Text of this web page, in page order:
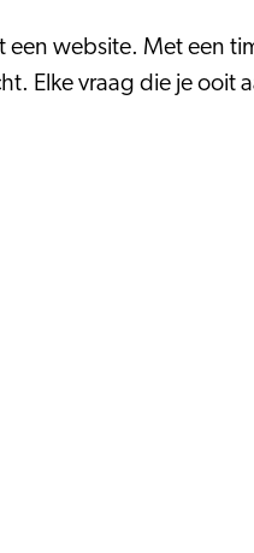
website. Met een
Elke vraag die je ooit